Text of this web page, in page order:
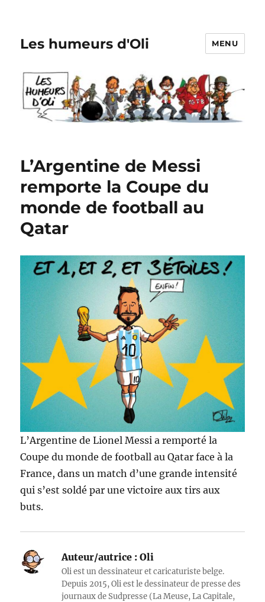
Les humeurs d'Oli MENU
L’Argentine de Messi
remporte la Coupe du
monde de football au
Qatar
L’Argentine de Lionel Messi a remporté la
Coupe du monde de football au Qatar face à la
France, dans un match d’une grande intensité
qui s’est soldé par une victoire aux tirs aux
buts.
Auteur/autrice : Oli
Oli est un dessinateur et caricaturiste belge.
Depuis 2015, Oli est le dessinateur de presse des
journaux de Sudpresse (La Meuse, La Capitale,